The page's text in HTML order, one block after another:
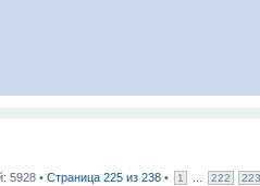
5928 • Страница 225 из 238 • 1 222 223